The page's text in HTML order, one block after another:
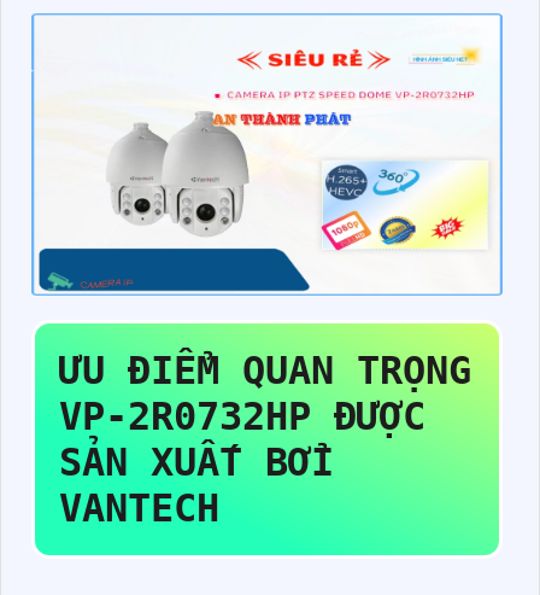
ƯU ĐIỂM QUAN TRỌNG
VP-2R0732HP ĐƯỢC
SẢN XUẤT BỞI
VANTECH